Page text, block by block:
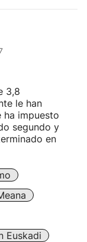
3,8
le han
ha impuesto
segundo y
en
Euskadi